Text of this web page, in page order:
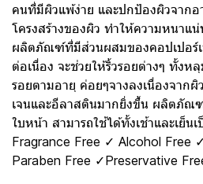
คนที่มีผิวแพ้ง่าย และปกป้องผิวจาก
โครงสร้างของผิว ทำให้ความหนาแ
ผลิตภัณฑ์ที่มีส่วนผสมของคอปเปอร์
ต่อเนื่อง จะช่วยให้ริ้วรอยต่างๆ ทั้งห
รอยตามอายุ ค่อยๆจางลงเนื่องจาก
เจนและอีลาสตินมากยิ่งขึ้น ผลิตภัณ
ใบหน้า สามารถใช้ได้ทั้งเช้าและเย็น
Fragrance Free ✓ Alcohol Free
Paraben Free ✓Preservative